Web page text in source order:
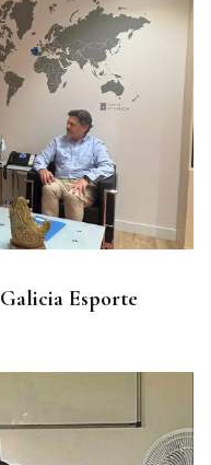
del Arenteiro: “Solo
Esporte